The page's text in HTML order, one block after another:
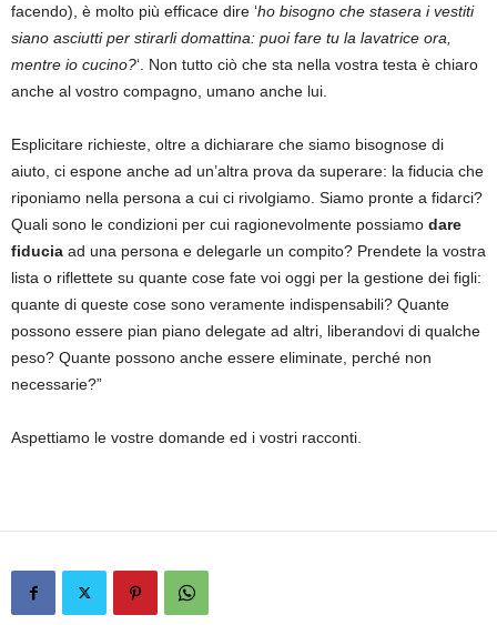
facendo), è molto più efficace dire ‘ho bisogno che stasera i vestiti
siano asciutti per stirarli domattina: puoi fare tu la lavatrice ora,
mentre io cucino?‘. Non tutto ciò che sta nella vostra testa è chiaro
anche al vostro compagno, umano anche lui.
Esplicitare richieste, oltre a dichiarare che siamo bisognose di
aiuto, ci espone anche ad un’altra prova da superare: la fiducia che
riponiamo nella persona a cui ci rivolgiamo. Siamo pronte a fidarci?
Quali sono le condizioni per cui ragionevolmente possiamo dare
fiducia ad una persona e delegarle un compito? Prendete la vostra
lista o riflettete su quante cose fate voi oggi per la gestione dei figli:
quante di queste cose sono veramente indispensabili? Quante
possono essere pian piano delegate ad altri, liberandovi di qualche
peso? Quante possono anche essere eliminate, perché non
necessarie?”
Aspettiamo le vostre domande ed i vostri racconti.